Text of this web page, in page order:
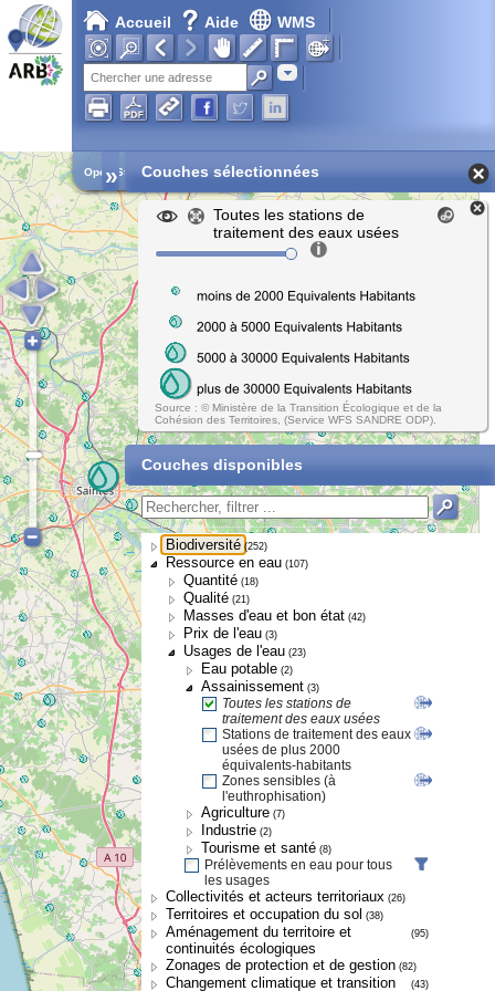
Accueil Aide WMS
Adresse
Open Street Map
» Couches sélectionnées
Toutes les stations de
traitement des eaux usées
Source : © Ministère de la Transition Écologique et de la
Cohésion des Territoires, (Service WFS SANDRE ODP).
Couches disponibles
Biodiversité (252)
Ressource en eau (107)
Quantité (18)
Qualité (21)
Masses d'eau et bon état (42)
Prix de l'eau (3)
Usages de l'eau (23)
Eau potable (2)
Assainissement (3)
Toutes les stations de
traitement des eaux usées
Stations de traitement des eaux
usées de plus 2000
équivalents-habitants
Zones sensibles (à
l'euthrophisation)
Agriculture (7)
Industrie (2)
Tourisme et santé (8)
Prélèvements en eau pour tous
les usages
Collectivités et acteurs territoriaux (26)
Territoires et occupation du sol (38)
Aménagement du territoire et
continuités écologiques
(95)
Zonages de protection et de gestion (82)
Changement climatique et transition (43)